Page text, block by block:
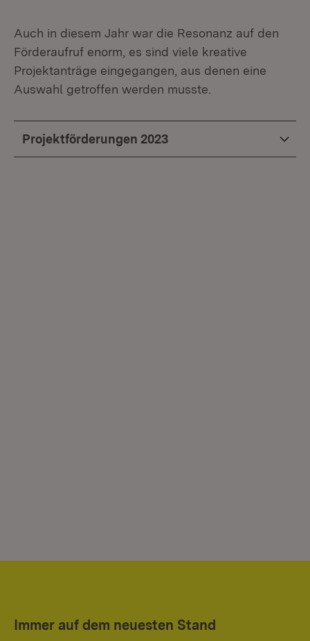
Auch in diesem Jahr war die Resonanz auf den
Förderaufruf enorm, es sind viele kreative
Projektanträge eingegangen, aus denen eine
Auswahl getroffen werden musste.
Projektförderungen 2023
Immer auf dem neuesten Stand